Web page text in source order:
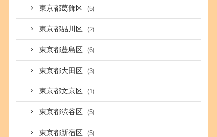
東京都葛飾区 (5)
東京都品川区 (2)
東京都豊島区 (6)
東京都大田区 (3)
東京都文京区 (1)
東京都渋谷区 (5)
東京都新宿区 (5)